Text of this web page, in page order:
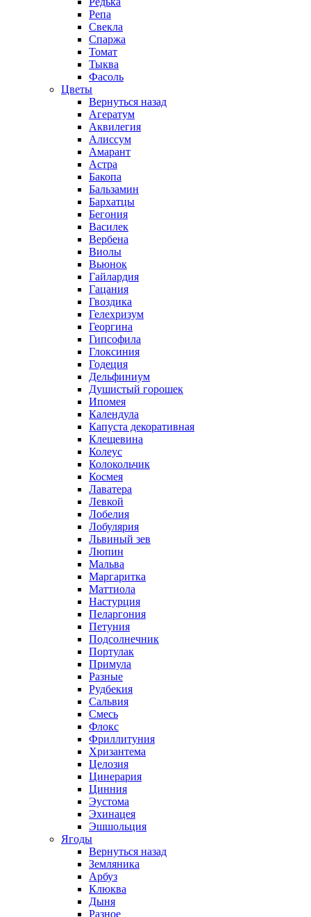
Репа
Свекла
Спаржа
Томат
Тыква
Фасоль
Цветы
Вернуться назад
Агератум
Аквилегия
Алиссум
Амарант
Астра
Бакопа
Бальзамин
Бархатцы
Бегония
Василек
Вербена
Виолы
Вьюнок
Гайлардия
Гацания
Гвоздика
Гелехризум
Георгина
Гипсофила
Глоксиния
Годеция
Дельфиниум
Душистый горошек
Ипомея
Календула
Капуста декоративная
Клещевина
Колеус
Колокольчик
Космея
Лаватера
Левкой
Лобелия
Лобулярия
Львиный зев
Люпин
Мальва
Маргаритка
Маттиола
Настурция
Пеларгония
Петуния
Подсолнечник
Портулак
Примула
Разные
Рудбекия
Сальвия
Смесь
Флокс
Фриллитуния
Хризантема
Целозия
Цинерария
Цинния
Эустома
Эхинацея
Эшшольция
Ягоды
Вернуться назад
Земляника
Арбуз
Клюква
Дыня
Разное